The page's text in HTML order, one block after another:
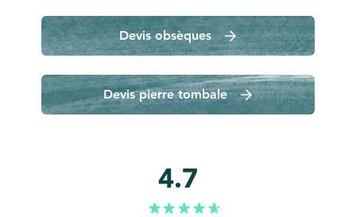
Devis obsèques
Devis pierre tombale
4.7